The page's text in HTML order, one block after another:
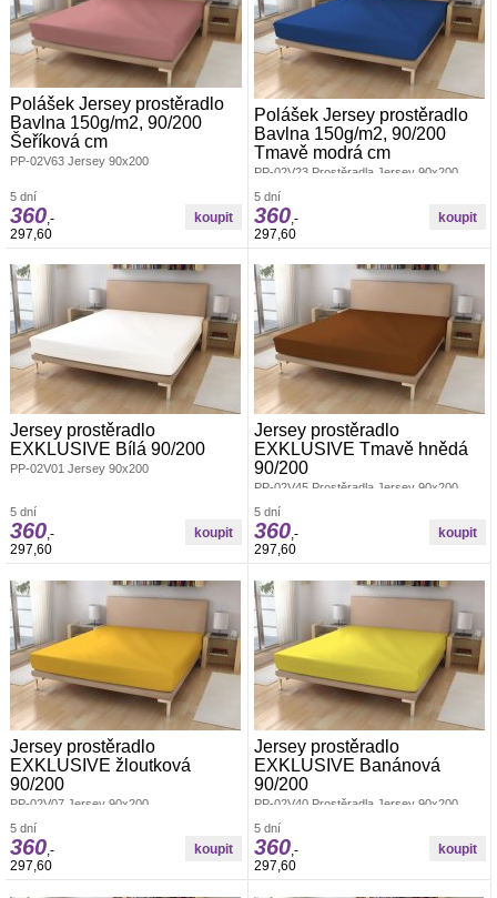
Polášek Jersey prostěradlo
Bavlna 150g/m2, 90/200
Šeříková cm
PP-02V63 Jersey 90x200
5 dní
360 ,-
297,60
Polášek Jersey prostěradlo
Bavlna 150g/m2, 90/200
Tmavě modrá cm
PP-02V23 Prostěradla Jersey 90x200
5 dní
360,-
297,60
Jersey prostěradlo
EXKLUSIVE Bílá 90/200
PP-02V01 Jersey 90x200
5 dní
360,-
297,60
Jersey prostěradlo
EXKLUSIVE Tmavě hnědá
90/200
PP-02V45 Prostěradla Jersey 90x200
5 dní
360,-
297,60
Jersey prostěradlo
EXKLUSIVE žloutková
90/200
PP-02V07 Jersey 90x200
5 dní
360,-
297,60
Jersey prostěradlo
EXKLUSIVE Banánová
90/200
PP-02V40 Prostěradla Jersey 90x200
5 dní
360,-
297,60